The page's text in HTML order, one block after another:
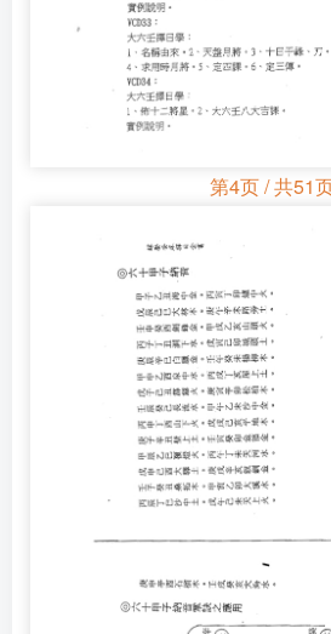
第4页 / 共51